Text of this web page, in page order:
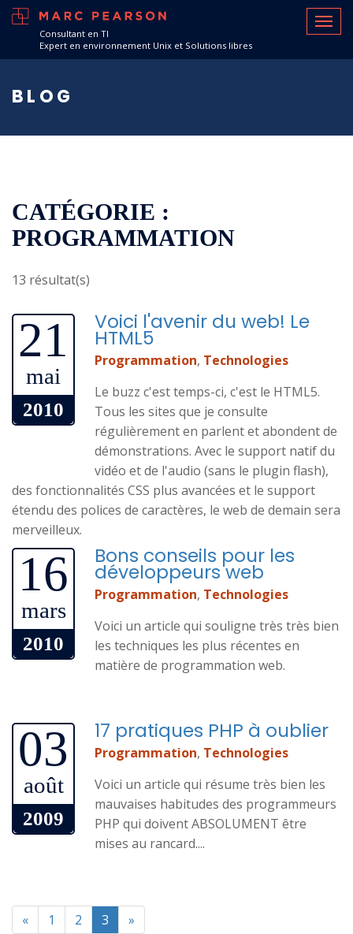
Consultant en TI
Expert en environnement Unix et Solutions libres
BLOG
CATÉGORIE :
PROGRAMMATION
13 résultat(s)
21
mai
2010
Voici l'avenir du web! Le
HTML5
Programmation, Technologies
Le buzz c'est temps-ci, c'est le HTML5.
Tous les sites que je consulte
régulièrement en parlent et abondent de
démonstrations. Avec le support natif du
vidéo et de l'audio (sans le plugin flash),
des fonctionnalités CSS plus avancées et le support
étendu des polices de caractères, le web de demain sera
merveilleux.
16
mars
2010
Bons conseils pour les
développeurs web
Programmation, Technologies
Voici un article qui souligne très très bien
les techniques les plus récentes en
matière de programmation web.
03
août
2009
17 pratiques PHP à oublier
Programmation, Technologies
Voici un article qui résume très bien les
mauvaises habitudes des programmeurs
PHP qui doivent ABSOLUMENT être
mises au rancard....
« 1 2 3 »